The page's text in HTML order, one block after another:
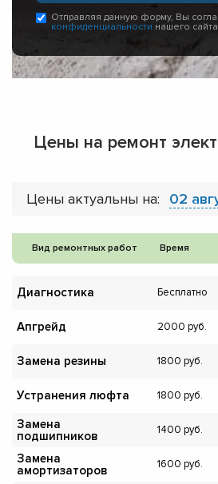
Отправляя данную форму, Вы
конфиденциальности нашего сайта
Цены на ремонт
Цены актуальны на: 02
Вид ремонтных работ Время
Диагностика Бесплатно
Апгрейд 2000
Замена резины 1800
Устранения люфта 1800
Замена
подшипников
1400
Замена
амортизаторов
1600